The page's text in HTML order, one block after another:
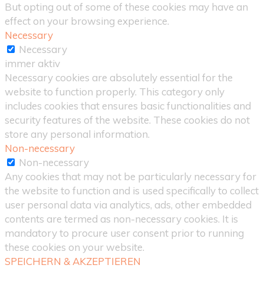
But opting out of some of these cookies may have an
effect on your browsing experience.
Necessary
Necessary
immer aktiv
Necessary cookies are absolutely essential for the
website to function properly. This category only
includes cookies that ensures basic functionalities and
security features of the website. These cookies do not
store any personal information.
Non-necessary
Non-necessary
Any cookies that may not be particularly necessary for
the website to function and is used specifically to collect
user personal data via analytics, ads, other embedded
contents are termed as non-necessary cookies. It is
mandatory to procure user consent prior to running
these cookies on your website.
SPEICHERN & AKZEPTIEREN